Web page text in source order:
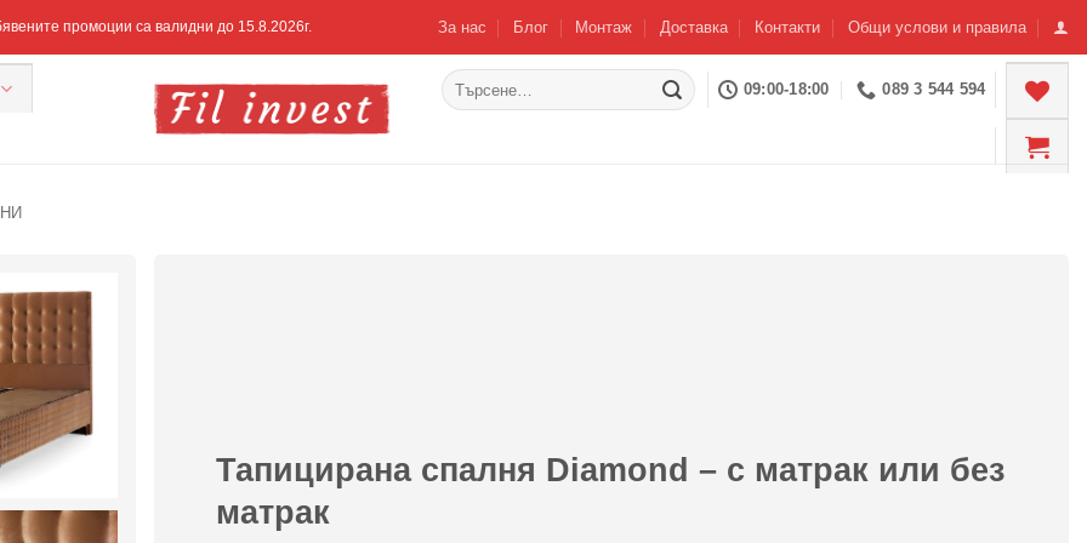
промоции са валидни до 15.8.2026г. За нас Блог Монтаж Доставка Контакти Общи услови и правила
Търсене
за:
09:00-18:00 089 3 544 594
Добавяне
списъка с
харесани
продукти
Тапицирана спалня Diamond – с матрак или без
матрак